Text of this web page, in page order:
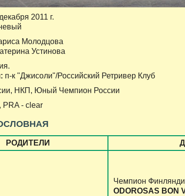
2011 г.
Молодцова
Устинова
п-к "Джисоли"/Российский Ретривер Клуб
НКП, Юный Чемпион России
PRA - clear
РОДИТЕЛИ
Чемпион
ODOROSAS BON